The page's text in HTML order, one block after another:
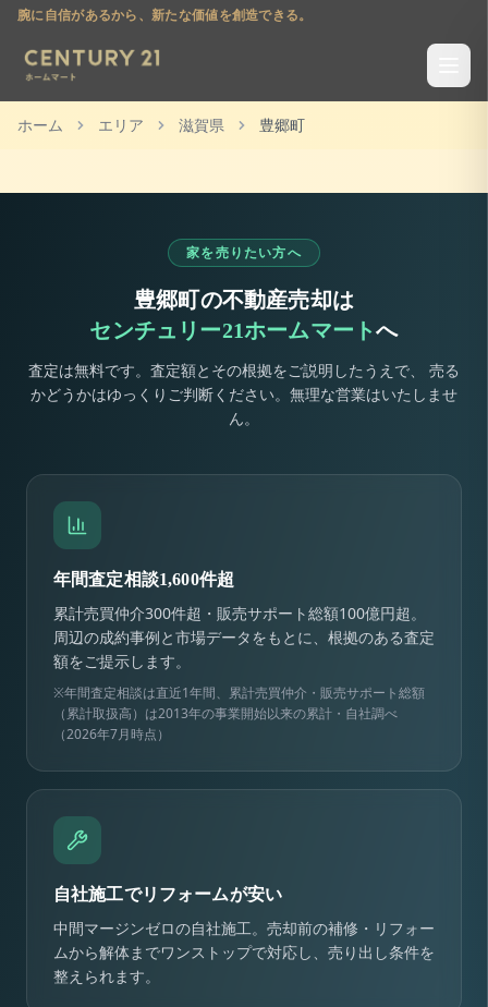
腕に自信があるから、新たな価値を創造できる。
ホーム エリア 滋賀県 豊郷町
家を売りたい方へ
豊郷町の不動産売却は
センチュリー21ホームマートへ
査定は無料です。査定額とその根拠をご説明したうえで、 売る
かどうかはゆっくりご判断ください。無理な営業はいたしませ
ん。
年間査定相談1,600件超
累計売買仲介300件超・販売サポート総額100億円超。
周辺の成約事例と市場データをもとに、根拠のある査定
額をご提示します。
※年間査定相談は直近1年間、累計売買仲介・販売サポート総額
（累計取扱高）は2013年の事業開始以来の累計・自社調べ
（2026年7月時点）
自社施工でリフォームが安い
中間マージンゼロの自社施工。売却前の補修・リフォー
ムから解体までワンストップで対応し、売り出し条件を
整えられます。